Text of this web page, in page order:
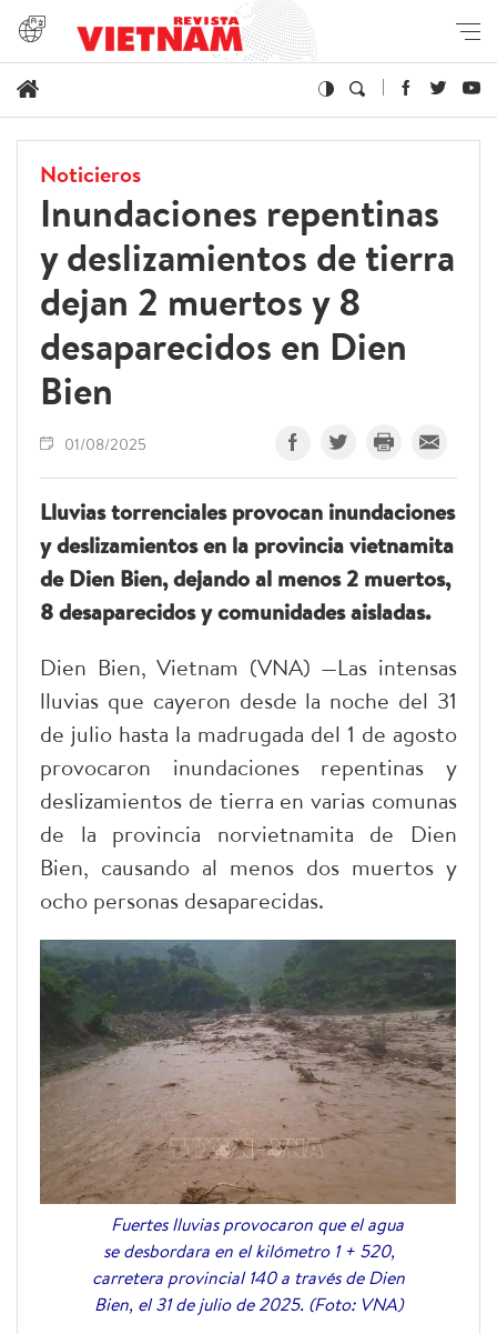
Noticieros
Inundaciones repentinas
y deslizamientos de tierra
dejan 2 muertos y 8
desaparecidos en Dien
Bien
01/08/2025
Lluvias torrenciales provocan inundaciones
y deslizamientos en la provincia vietnamita
de Dien Bien, dejando al menos 2 muertos,
8 desaparecidos y comunidades aisladas.
Dien Bien, Vietnam (VNA) —Las intensas
lluvias que cayeron desde la noche del 31
de julio hasta la madrugada del 1 de agosto
provocaron inundaciones repentinas y
deslizamientos de tierra en varias comunas
de la provincia norvietnamita de Dien
Bien, causando al menos dos muertos y
ocho personas desaparecidas.
Fuertes lluvias provocaron que el agua
se desbordara en el kilómetro 1 + 520,
carretera provincial 140 a través de Dien
Bien, el 31 de julio de 2025. (Foto: VNA)